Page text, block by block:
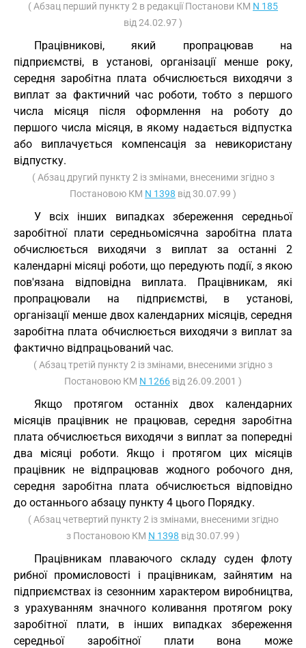
( Абзац перший пункту 2 в редакції Постанови КМ N 185
від 24.02.97 )
Працівникові, який пропрацював на
підприємстві, в установі, організації менше року,
середня заробітна плата обчислюється виходячи з
виплат за фактичний час роботи, тобто з першого
числа місяця після оформлення на роботу до
першого числа місяця, в якому надається відпустка
або виплачується компенсація за невикористану
відпустку.
( Абзац другий пункту 2 із змінами, внесеними згідно з
Постановою КМ N 1398 від 30.07.99 )
У всіх інших випадках збереження середньої
заробітної плати середньомісячна заробітна плата
обчислюється виходячи з виплат за останні 2
календарні місяці роботи, що передують події, з якою
пов'язана відповідна виплата. Працівникам, які
пропрацювали на підприємстві, в установі,
організації менше двох календарних місяців, середня
заробітна плата обчислюється виходячи з виплат за
фактично відпрацьований час.
( Абзац третій пункту 2 із змінами, внесеними згідно з
Постановою КМ N 1266 від 26.09.2001 )
Якщо протягом останніх двох календарних
місяців працівник не працював, середня заробітна
плата обчислюється виходячи з виплат за попередні
два місяці роботи. Якщо і протягом цих місяців
працівник не відпрацював жодного робочого дня,
середня заробітна плата обчислюється відповідно
до останнього абзацу пункту 4 цього Порядку.
( Абзац четвертий пункту 2 із змінами, внесеними згідно
з Постановою КМ N 1398 від 30.07.99 )
Працівникам плаваючого складу суден флоту
рибної промисловості і працівникам, зайнятим на
підприємствах із сезонним характером виробництва,
з урахуванням значного коливання протягом року
заробітної плати, в інших випадках збереження
середньої заробітної плати вона може